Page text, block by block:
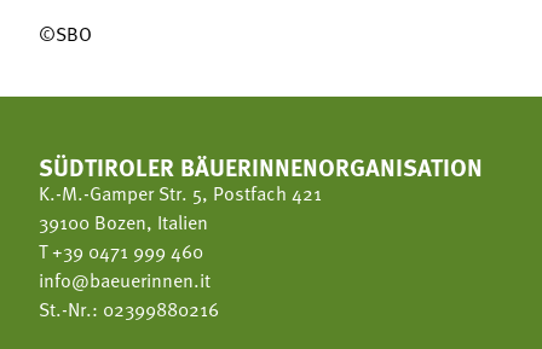
©SBO
SÜDTIROLER BÄUERINNENORGANISATION
K.-M.-Gamper Str. 5, Postfach 421
39100 Bozen, Italien
T+39 0471 999 460
info@baeuerinnen.it
St.-Nr.: 02399880216